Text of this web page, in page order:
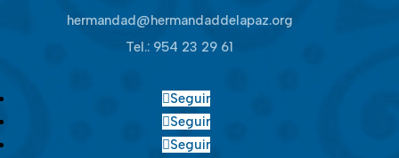
hermandad@hermandaddelapaz.org
Tel.: 954 23 29 61
Seguir
Seguir
Seguir